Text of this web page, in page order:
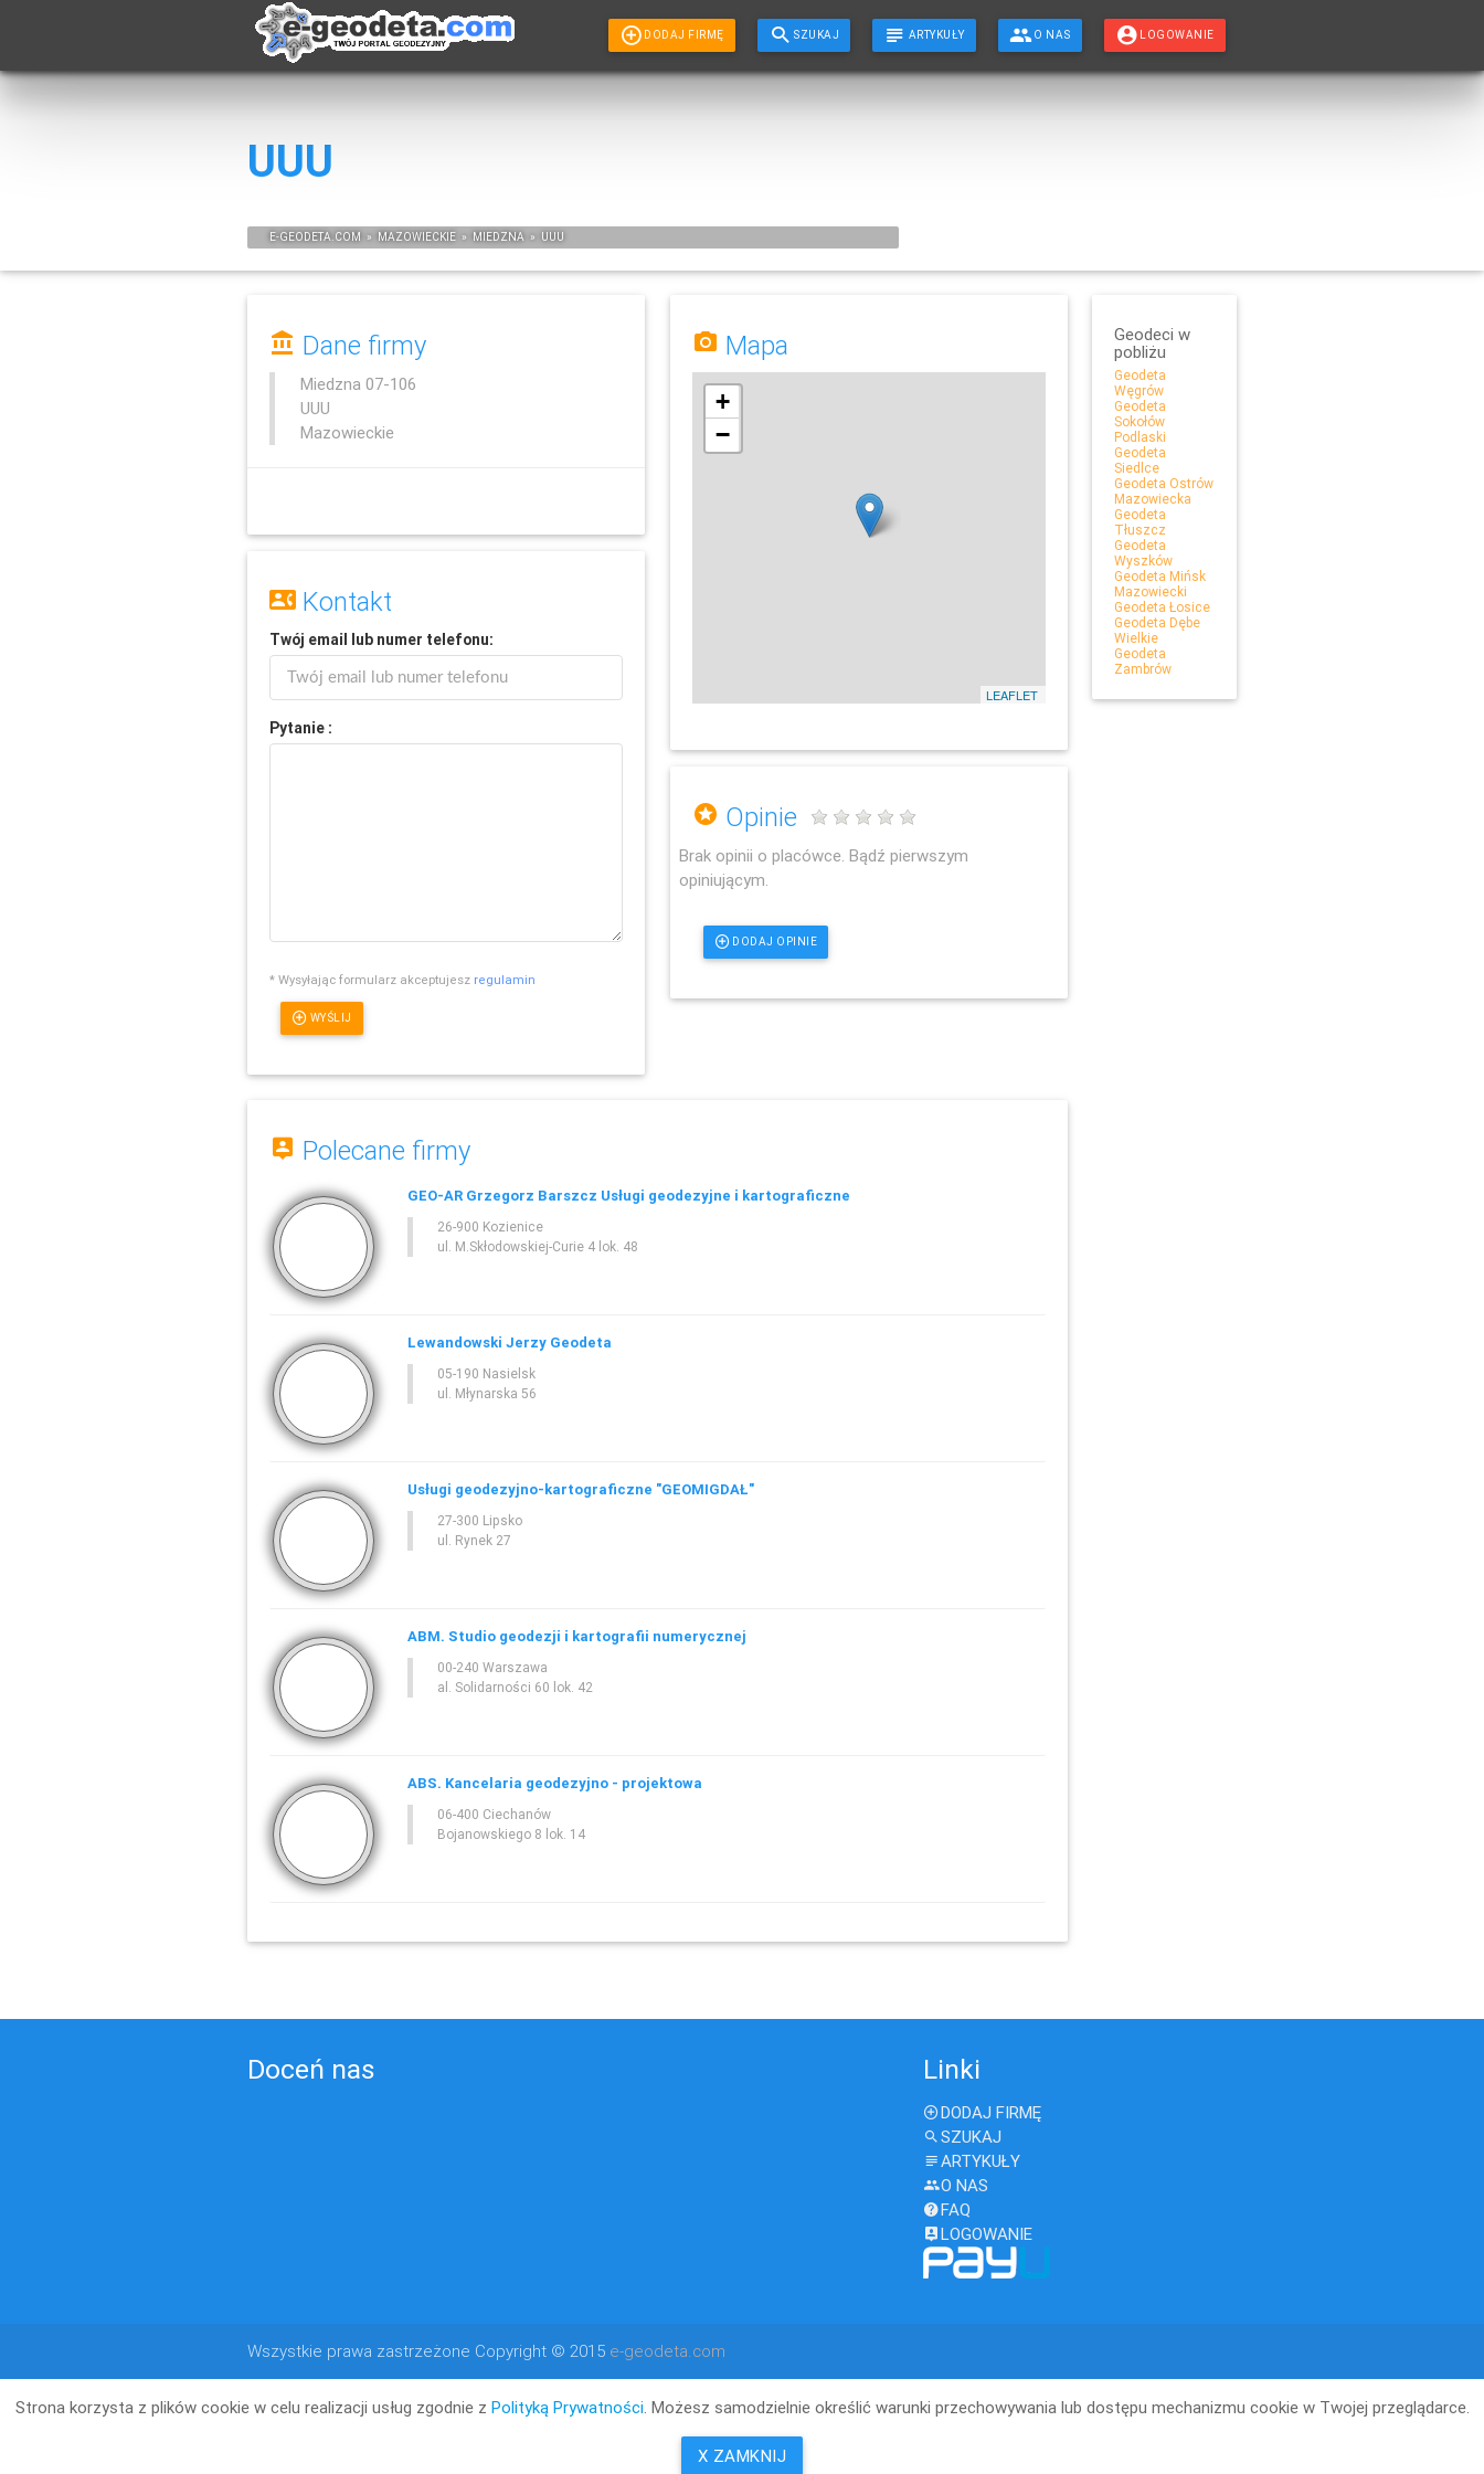
DODAJ FIRMĘ SZUKAJ ARTYKUŁY O NAS LOGOWANIE
UUU
E-GEODETA.COM » MAZOWIECKIE » MIEDZNA » UUU
Dane firmy
Miedzna 07-106
UUU
Mazowieckie
Kontakt
Twój email lub numer telefonu:
Pytanie :
* Wysyłając formularz akceptujesz regulamin
WYŚLIJ
Mapa
+
−
LEAFLET
Opinie
Brak opinii o placówce. Bądź pierwszym
opiniującym.
DODAJ OPINIE
Polecane firmy
GEO-AR Grzegorz Barszcz Usługi geodezyjne i kartograficzne
26-900 Kozienice
ul. M.Skłodowskiej-Curie 4 lok. 48
Lewandowski Jerzy Geodeta
05-190 Nasielsk
ul. Młynarska 56
Usługi geodezyjno-kartograficzne "GEOMIGDAŁ"
27-300 Lipsko
ul. Rynek 27
ABM. Studio geodezji i kartografii numerycznej
00-240 Warszawa
al. Solidarności 60 lok. 42
ABS. Kancelaria geodezyjno - projektowa
06-400 Ciechanów
Bojanowskiego 8 lok. 14
Geodeci w
pobliżu
Geodeta
Węgrów
Geodeta
Sokołów
Podlaski
Geodeta
Siedlce
Geodeta Ostrów
Mazowiecka
Geodeta
Tłuszcz
Geodeta
Wyszków
Geodeta Mińsk
Mazowiecki
Geodeta Łosice
Geodeta Dębe
Wielkie
Geodeta
Zambrów
Doceń nas Linki
DODAJ FIRMĘ
SZUKAJ
ARTYKUŁY
O NAS
FAQ
LOGOWANIE
Wszystkie prawa zastrzeżone Copyright © 2015 e-geodeta.com
Strona korzysta z plików cookie w celu realizacji usług zgodnie z Polityką Prywatności. Możesz samodzielnie określić warunki przechowywania lub dostępu mechanizmu cookie w Twojej przeglądarce.
X ZAMKNIJ